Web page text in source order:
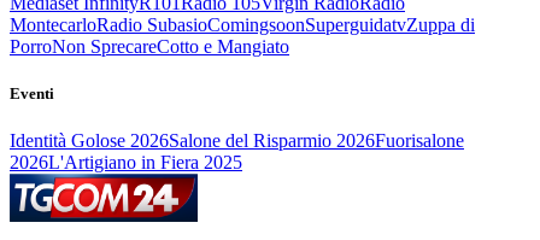
MontecarloRadio SubasioComingsoonSuperguidatvZuppa di
PorroNon SprecareCotto e Mangiato
Eventi
Identità Golose 2026Salone del Risparmio 2026Fuorisalone
2026L'Artigiano in Fiera 2025